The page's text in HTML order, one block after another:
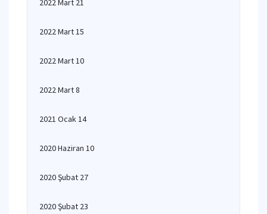
2022 Mart 21
2022 Mart 15
2022 Mart 10
2022 Mart 8
2021 Ocak 14
2020 Haziran 10
2020 Şubat 27
2020 Şubat 23